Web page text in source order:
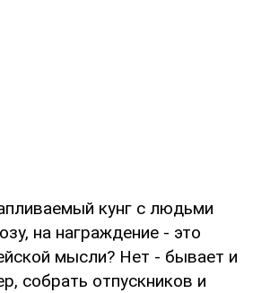
кунг с людьми
на награждение - это
мысли? Нет - бывает и
собрать отпускников и